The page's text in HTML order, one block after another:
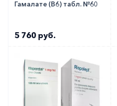
Гамалате (В6) табл. №60
5 760 руб.